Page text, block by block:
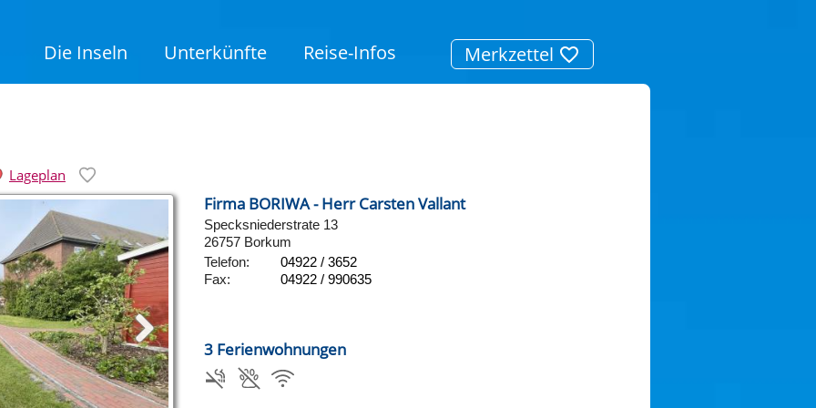
Die Inseln Unterkünfte Reise-Infos Merkzettel
Lageplan
Firma BORIWA - Herr Carsten Vallant
Specksniederstrate 13
26757 Borkum
Telefon:
04922 / 3652
Fax:
04922 / 990635
3 Ferienwohnungen